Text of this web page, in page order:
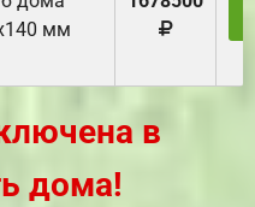
мм
в
дома!